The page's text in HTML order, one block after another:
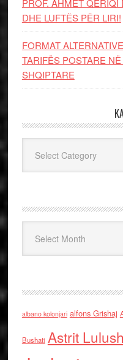
PROF. AHMET
DHE LUFTЁS PЁR LIRI!
FORMAT
TARIFËS POSTARE
SHQIPTARE
albano kolonjari alfons Grishaj
Bushati Astrit